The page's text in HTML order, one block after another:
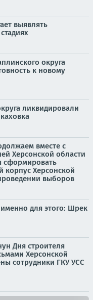
выявлять
округа
к новому
ликвидировали
вместе с
Херсонской области
сформировать
корпус Херсонской
выборов
для этого: Шрек
Дня строителя
Херсонской
сотрудники ГКУ УСС